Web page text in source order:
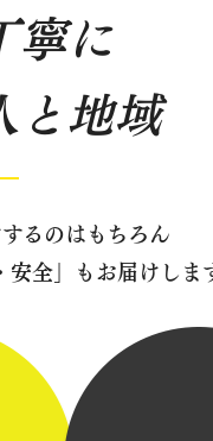
寧に
と地域
るのはもちろん
安全」もお届けしま